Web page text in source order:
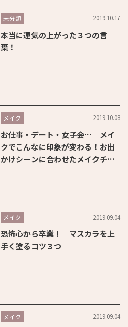
未分類 2019.10.17
本当に運気の上がった３つの言
葉！
メイク 2019.10.08
お仕事・デート・女子会… メイ
クでこんなに印象が変わる！お出
かけシーンに合わせたメイクチェ
メイク 2019.09.04
恐怖心から卒業！ マスカラを上
手く塗るコツ３つ
メイク 2019.09.04